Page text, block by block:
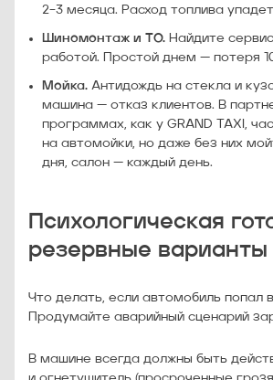
2–3 месяца. Расход топлива
Шиномонтаж и ТО. Найдите
работой. Простой днем — потеря
Мойка. Антидождь на стекла и
машина — отказ клиентов. В
программах, как у GRAND TAXI,
на автомойки, но даже без них
дня, салон — каждый день.
Психологическая
резервные варианты
Что делать, если автомобиль попал
Продумайте аварийный сценарий
В машине всегда должны быть